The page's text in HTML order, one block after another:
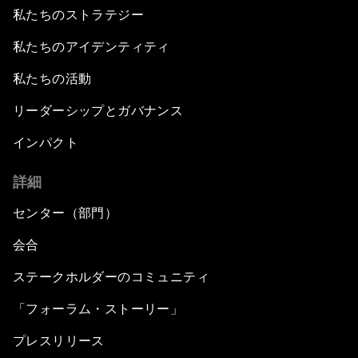
私たちのストラテジー
私たちのアイデンティティ
私たちの活動
リーダーシップとガバナンス
インパクト
詳細
センター（部門）
会合
ステークホルダーのコミュニティ
「フォーラム・ストーリー」
プレスリリース